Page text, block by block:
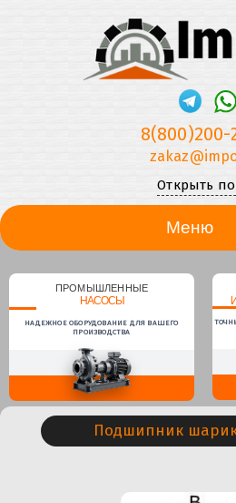
8(800)200-
Открыть
Меню
ПРОМЫШЛЕННЫЕ
НАСОСЫ
НАДЕЖНОЕ ОБОРУДОВАНИЕ ДЛЯ ВАШЕГО
ПРОИЗВОДСТВА
Подшипник